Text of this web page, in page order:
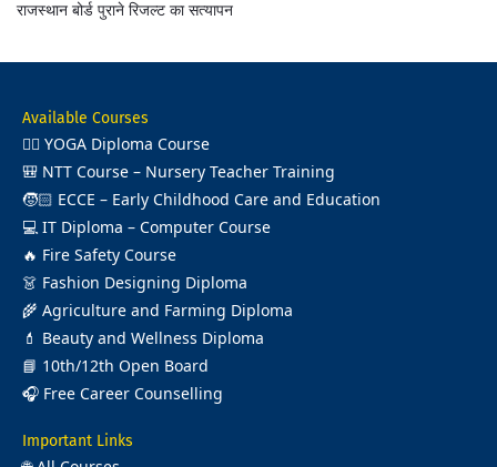
राजस्थान बोर्ड पुराने रिजल्ट का सत्यापन
Available Courses
🧘‍♂️ YOGA Diploma Course
🎒 NTT Course – Nursery Teacher Training
🧒🏻 ECCE – Early Childhood Care and Education
💻 IT Diploma – Computer Course
🔥 Fire Safety Course
👗 Fashion Designing Diploma
🌾 Agriculture and Farming Diploma
💄 Beauty and Wellness Diploma
📘 10th/12th Open Board
🎧 Free Career Counselling
Important Links